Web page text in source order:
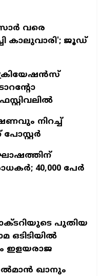
വരെ
കാലുവാരി'; ജൂഡ്
ക്രിയേഷന്‍സ്
നിറച്ച്
40,000 പേര്‍
പുതിയ
ഒടിടിയില്‍
ഇളയരാജ
ഖാനും